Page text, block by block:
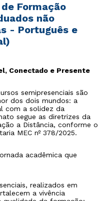
Formação
não
- Português e
Conectado e Presente
semipresenciais são
dos dois mundos: a
com a solidez da
segue as diretrizes da
a Distância, conforme o
MEC nº 378/2025.
acadêmica que
realizados em
a vivência